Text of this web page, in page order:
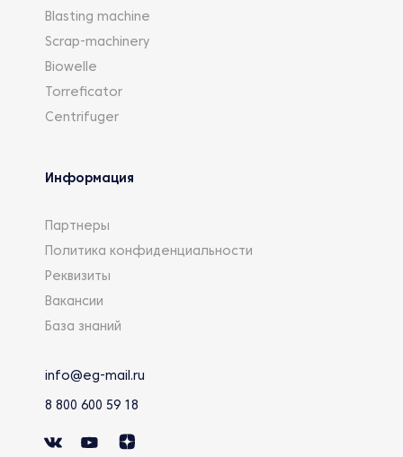
Blasting machine
Scrap-machinery
Biowelle
Torreficator
Centrifuger
Информация
Партнеры
Политика конфиденциальности
Реквизиты
Вакансии
База знаний
info@eg-mail.ru
8 800 600 59 18